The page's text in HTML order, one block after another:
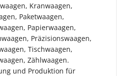
Kranwaagen,
Paketwaagen,
Papierwaagen,
Präzisionswaagen,
Tischwaagen,
Zählwaagen.
und Produktion für